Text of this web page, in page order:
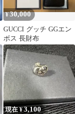
¥30,000
GUCCI グッチ GGエン
ボス 長財布
現在 ¥3,100